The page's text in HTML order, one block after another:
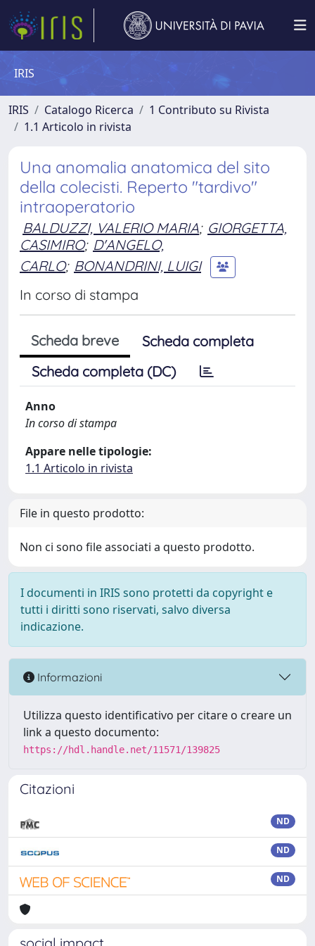
IRIS
IRIS Catalogo Ricerca
1 Contributo su Rivista
1.1 Articolo in rivista
Una anomalia anatomica del sito
della colecisti. Reperto "tardivo"
intraoperatorio
BALDUZZI, VALERIO MARIA; GIORGETTA,
CASIMIRO; D'ANGELO,
CARLO; BONANDRINI, LUIGI
In corso di stampa
Scheda breve
Scheda completa
Scheda completa (DC)
Anno
In corso di stampa
Appare nelle tipologie:
1.1 Articolo in rivista
File in questo prodotto:
Non ci sono file associati a questo prodotto.
I documenti in IRIS sono protetti da copyright e
tutti i diritti sono riservati, salvo diversa
indicazione.
Informazioni
Utilizza questo identificativo per citare o creare un
link a questo documento:
https://hdl.handle.net/11571/139825
Citazioni
ND
ND
ND